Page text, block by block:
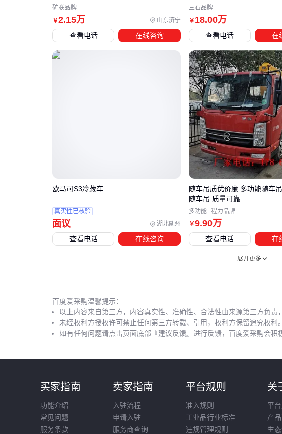
地面可能要
五、随车吊
操作习惯对设
预热程序：
钢丝绳保养
必须更换
禁止动作：
力超限
建议在驾驶室
系。加装耐高
散热问题。
选随车吊本质
征"。先明确
吊
的结构差
合的配置是让
个平衡点。
￥2.15万 山东济宁
矿联品牌
查看电话 在线咨询
￥18.00万
三石品牌
查看电话 在
面议 湖北随州
欧马可S3冷藏车
真实性已核验
查看电话 在线咨询
￥9.90万
随车吊质优价廉 多功能随车
随车吊 质量可靠
多功能 程力品牌
查看电话 在
展开更多
百度爱采购温馨提示：
以上内容来自第三方，内容真实性、准确性、合法性由来源第三方负责
未经权利方授权许可禁止任何第三方转载、引用，权利方保留追究权利。
如有任何问题请点击页面底部『建议反馈』进行反馈，百度爱采购会积
买家指南
功能介绍
常见问题
服务条款
卖家指南
入驻流程
申请入驻
服务商查询
平台规则
准入规则
工业品行业标准
违规管理规则
关
平
产
生